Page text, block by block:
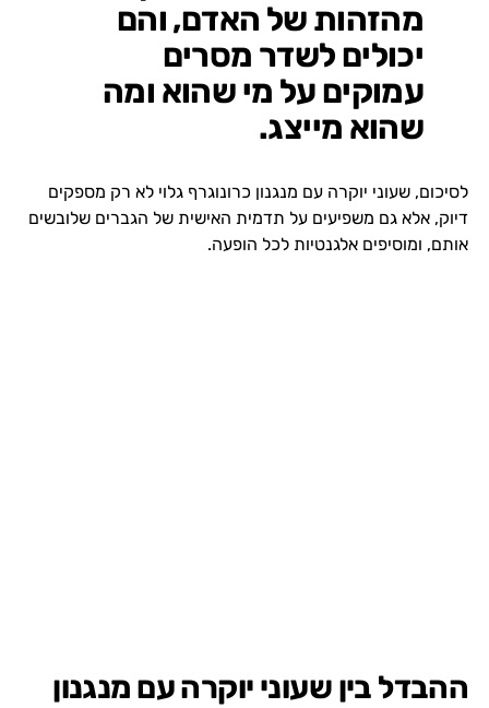
מהזהות של האדם, והם
יכולים לשדר מסרים
עמוקים על מי שהוא ומה
שהוא מייצג.
לסיכום, שעוני יוקרה עם מנגנון כרונוגרף גלוי לא רק מספקים
דיוק, אלא גם משפיעים על תדמית האישית של הגברים שלובשים
אותם, ומוסיפים אלגנטיות לכל הופעה.
ההבדל בין שעוני יוקרה עם מנגנון